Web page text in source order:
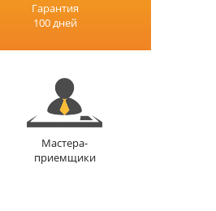
Гарантия
100 дней
Мастера-
приемщики